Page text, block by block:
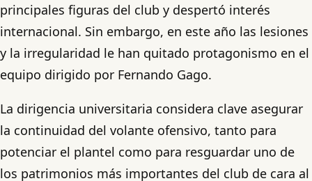
principales figuras del club y despertó interés
internacional. Sin embargo, en este año las lesiones
y la irregularidad le han quitado protagonismo en el
equipo dirigido por Fernando Gago.
La dirigencia universitaria considera clave asegurar
la continuidad del volante ofensivo, tanto para
potenciar el plantel como para resguardar uno de
los patrimonios más importantes del club de cara al